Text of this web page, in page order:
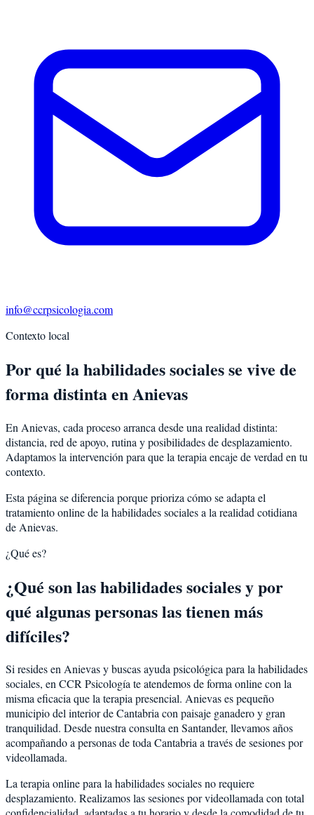
info@ccrpsicologia.com
Contexto local
Por qué la habilidades sociales se vive de
forma distinta en Anievas
En Anievas, cada proceso arranca desde una realidad distinta:
distancia, red de apoyo, rutina y posibilidades de desplazamiento.
Adaptamos la intervención para que la terapia encaje de verdad en tu
contexto.
Esta página se diferencia porque prioriza cómo se adapta el
tratamiento online de la habilidades sociales a la realidad cotidiana
de Anievas.
¿Qué es?
¿Qué son las habilidades sociales y por
qué algunas personas las tienen más
difíciles?
Si resides en Anievas y buscas ayuda psicológica para la habilidades
sociales, en CCR Psicología te atendemos de forma online con la
misma eficacia que la terapia presencial. Anievas es pequeño
municipio del interior de Cantabria con paisaje ganadero y gran
tranquilidad. Desde nuestra consulta en Santander, llevamos años
acompañando a personas de toda Cantabria a través de sesiones por
videollamada.
La terapia online para la habilidades sociales no requiere
desplazamiento. Realizamos las sesiones por videollamada con total